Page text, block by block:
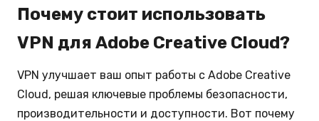
Почему стоит использовать
VPN для Adobe Creative Cloud?
VPN улучшает ваш опыт работы с Adobe Creative
Cloud, решая ключевые проблемы безопасности,
производительности и доступности. Вот почему